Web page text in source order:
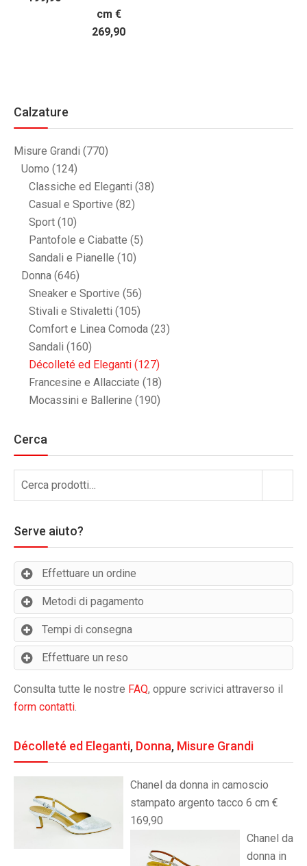
cm €
269,90
Calzature
Misure Grandi (770)
Uomo (124)
Classiche ed Eleganti (38)
Casual e Sportive (82)
Sport (10)
Pantofole e Ciabatte (5)
Sandali e Pianelle (10)
Donna (646)
Sneaker e Sportive (56)
Stivali e Stivaletti (105)
Comfort e Linea Comoda (23)
Sandali (160)
Décolleté ed Eleganti (127)
Francesine e Allacciate (18)
Mocassini e Ballerine (190)
Cerca
Serve aiuto?
Effettuare un ordine
Metodi di pagamento
Tempi di consegna
Effettuare un reso
Consulta tutte le nostre FAQ, oppure scrivici attraverso il
form contatti
Décolleté ed Eleganti, Donna, Misure Grandi
Chanel da donna in camoscio
stampato argento tacco 6 cm €
169,90
Chanel da
donna in